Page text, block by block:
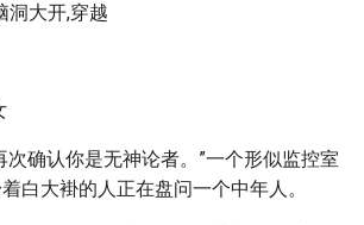
洞大开,穿越
次确认你是无神论者。”一个形似监控室
白大褂的人正在盘问一个中年人。